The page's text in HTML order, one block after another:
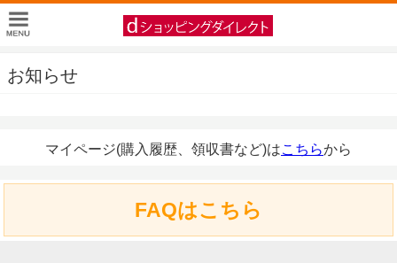
お知らせ
マイページ(購入履歴、領収書など)はこちらから
FAQはこちら